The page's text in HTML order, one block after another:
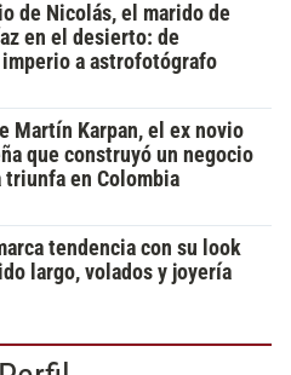
de Nicolás, el marido de
en el desierto: de
imperio a astrofotógrafo
Martín Karpan, el ex novio
que construyó un negocio
triunfa en Colombia
tendencia con su look
largo, volados y joyería